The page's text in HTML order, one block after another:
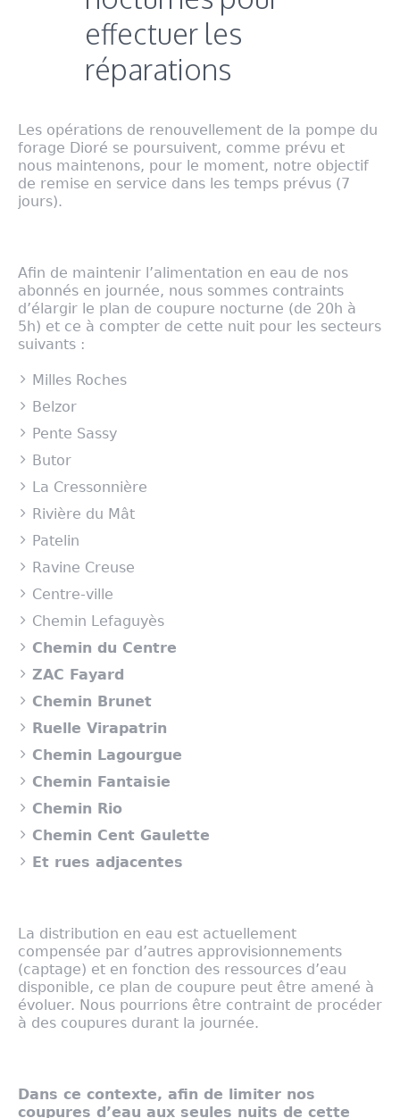
effectuer les
réparations
Les opérations de renouvellement de la pompe du
forage Dioré se poursuivent, comme prévu et
nous maintenons, pour le moment, notre objectif
de remise en service dans les temps prévus (7
jours).
Afin de maintenir l’alimentation en eau de nos
abonnés en journée, nous sommes contraints
d’élargir le plan de coupure nocturne (de 20h à
5h) et ce à compter de cette nuit pour les secteurs
suivants :
Milles Roches
Belzor
Pente Sassy
Butor
La Cressonnière
Rivière du Mât
Patelin
Ravine Creuse
Centre-ville
Chemin Lefaguyès
Chemin du Centre
ZAC Fayard
Chemin Brunet
Ruelle Virapatrin
Chemin Lagourgue
Chemin Fantaisie
Chemin Rio
Chemin Cent Gaulette
Et rues adjacentes
La distribution en eau est actuellement
compensée par d’autres approvisionnements
(captage) et en fonction des ressources d’eau
disponible, ce plan de coupure peut être amené à
évoluer. Nous pourrions être contraint de procéder
à des coupures durant la journée.
Dans ce contexte, afin de limiter nos
coupures d’eau aux seules nuits de cette